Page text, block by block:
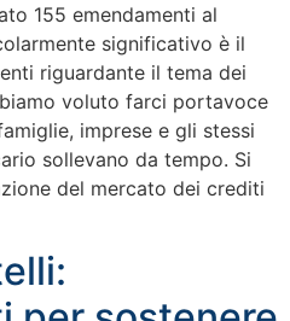
155 emendamenti al
significativo è il
riguardante il tema dei
voluto farci portavoce
imprese e gli stessi
sollevano da tempo. Si
del mercato dei crediti